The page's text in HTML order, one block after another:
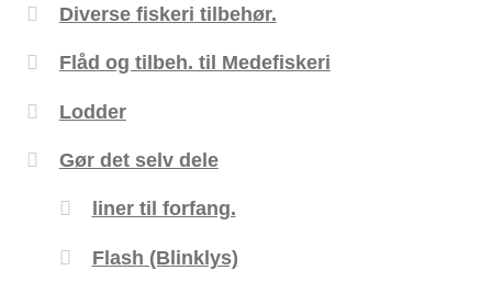
Diverse fiskeri tilbehør.
Flåd og tilbeh. til Medefiskeri
Lodder
Gør det selv dele
liner til forfang.
Flash (Blinklys)